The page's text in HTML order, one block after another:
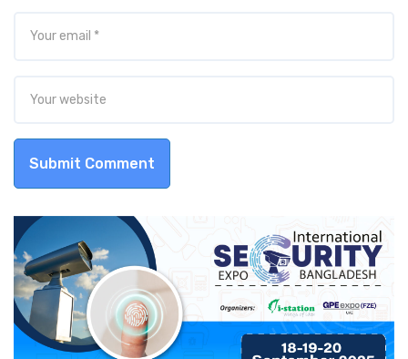
Submit Comment